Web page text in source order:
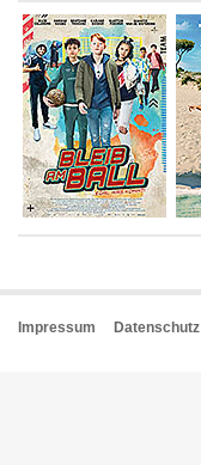
Impressum Datenschutz